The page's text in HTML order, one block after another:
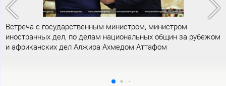
Встреча с государственным министром, министром
иностранных дел, по делам национальных общин за рубежом
и африканских дел Алжира Ахмедом Аттафом